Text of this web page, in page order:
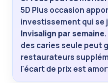
5D Plus occasion
investissement qui se
Invisalign par semaine
des caries seule peut
restaurateurs
l'écart de prix est